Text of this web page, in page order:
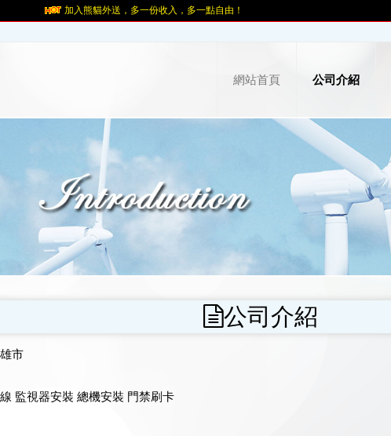
加入熊貓外送，多一份收入，多一點自由！
網站首頁 公司介紹
公司介紹
市
監視器安裝 總機安裝 門禁刷卡